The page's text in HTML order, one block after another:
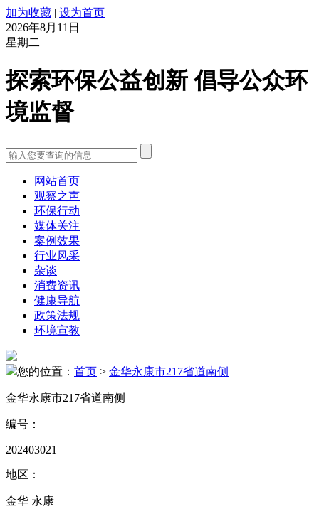
加为收藏 | 设为首页
2026年8月11日
星期二
探索环保公益创新 倡导公众环
境监督
网站首页
观察之声
环保行动
媒体关注
案例效果
行业风采
杂谈
消费资讯
健康导航
政策法规
环境宣教
您的位置： 首页 > 金华永康市217省道南侧
金华永康市217省道南侧
编号：
202403021
地区：
金华 永康